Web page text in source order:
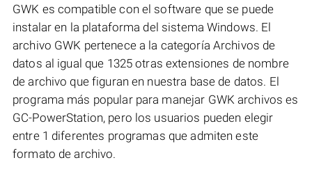
GWK es compatible con el software que se puede
instalar en la plataforma del sistema Windows. El
archivo GWK pertenece a la categoría Archivos de
datos al igual que 1325 otras extensiones de nombre
de archivo que figuran en nuestra base de datos. El
programa más popular para manejar GWK archivos es
GC-PowerStation, pero los usuarios pueden elegir
entre 1 diferentes programas que admiten este
formato de archivo.